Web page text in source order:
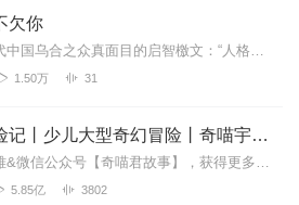
好好听
欠你
一部揭穿当代中国乌合之众真面目的启智檄文：“人格破产者”相、“我弱我有理者”相、“怨毒者”相、“嫌贫仇富者”相、“幸灾乐祸者”相、“伪爱国者”相、“群体无意识”...
1.50万 31
猫小九历险记丨少儿大型奇幻冒险丨奇喵宇宙
关注喜马拉雅&微信公众号【奇喵君故事】，获得更多故事秘密【点击这里】收听奇喵君故事更多精彩内容【点击这里】加入奇喵君圈子，和小伙伴们一起互动吧！本专辑为“VIP...
5.85亿 3802